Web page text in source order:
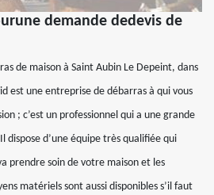
demande dedevis de
de maison à Saint Aubin Le Depeint, dans
est une entreprise de débarras à qui vous
; c’est un professionnel qui a une grande
dispose d’une équipe très qualifiée qui
prendre soin de votre maison et les
matériels sont aussi disponibles s’il faut